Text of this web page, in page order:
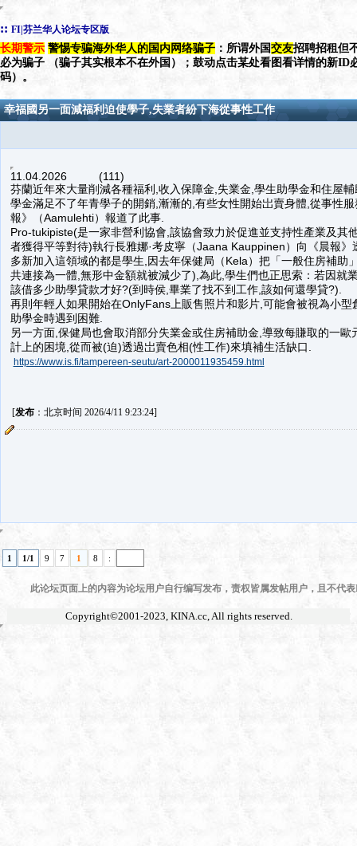
:: FI|芬兰华人论坛专区版
长期警示 警惕专骗海外华人的国内网络骗子 ：所谓外国交友招聘招租但
必为骗子 （骗子其实根本不在外国）；鼓动点击某处看图看详情的新ID
码）。
幸福國另一面減福利迫使學子,失業者紛下海從事性工作
11.04.2026 (111)
芬蘭近年來大量削減各種福利,收入保障金,失業金,學生助學金和住屋
學金滿足不了年青學子的開銷,漸漸的,有些女性開始岀賣身體,從事性
報》（Aamulehti）報道了此事.
Pro-tukipiste(是一家非營利協會,該協會致力於促進並支持性產業及其
者獲得平等對待)執行長雅娜·考皮寧（Jaana Kauppinen）向《晨報
多新加入這領域的都是學生,因去年保健局（Kela）把「一般住房補助
共連接為一體,無形中金額就被減少了),為此,學生們也正思索：若因就
該借多少助學貸款才好?(到時侯,畢業了找不到工作,該如何還學貸?).
再則年輕人如果開始在OnlyFans上販售照片和影片,可能會被視為小
助學金時遇到困難.
另一方面,保健局也會取消部分失業金或住房補助金,導致每賺取的一
計上的困境,從而被(迫)透過岀賣色相(性工作)來填補生活缺口.
https://www.is.fi/tampereen-seutu/art-2000011935459.html
[发布：北京时间 2026/4/11 9:23:24]
1 1/1 9 7 1 8 :
此论坛页面上的内容为论坛用户自行编写发布，责权皆属发帖用户，且不代
Copyright©2001-2023, KINA.cc, All rights reserved.